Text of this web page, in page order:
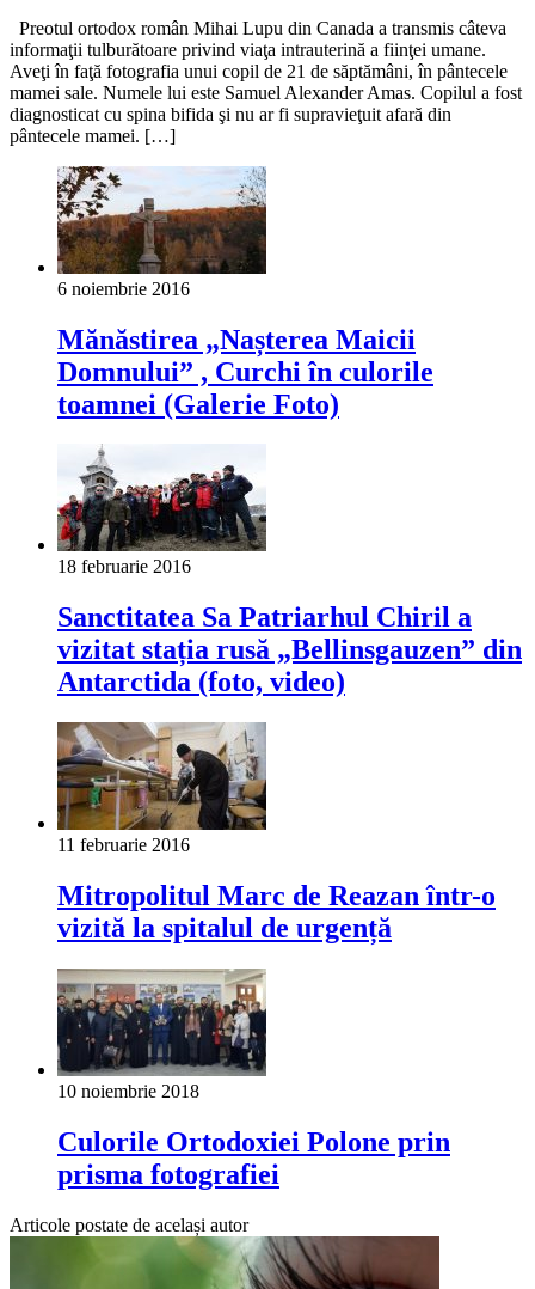
Preotul ortodox român Mihai Lupu din Canada a transmis câteva
informaţii tulburătoare privind viaţa intrauterină a fiinţei umane.
Aveţi în faţă fotografia unui copil de 21 de săptămâni, în pântecele
mamei sale. Numele lui este Samuel Alexander Amas. Copilul a fost
diagnosticat cu spina bifida şi nu ar fi supravieţuit afară din
pântecele mamei. […]
6 noiembrie 2016
Mănăstirea „Nașterea Maicii
Domnului” , Curchi în culorile
toamnei (Galerie Foto)
18 februarie 2016
Sanctitatea Sa Patriarhul Chiril a
vizitat stația rusă „Bellinsgauzen” din
Antarctida (foto, video)
11 februarie 2016
Mitropolitul Marc de Reazan într-o
vizită la spitalul de urgență
10 noiembrie 2018
Culorile Ortodoxiei Polone prin
prisma fotografiei
Articole postate de același autor